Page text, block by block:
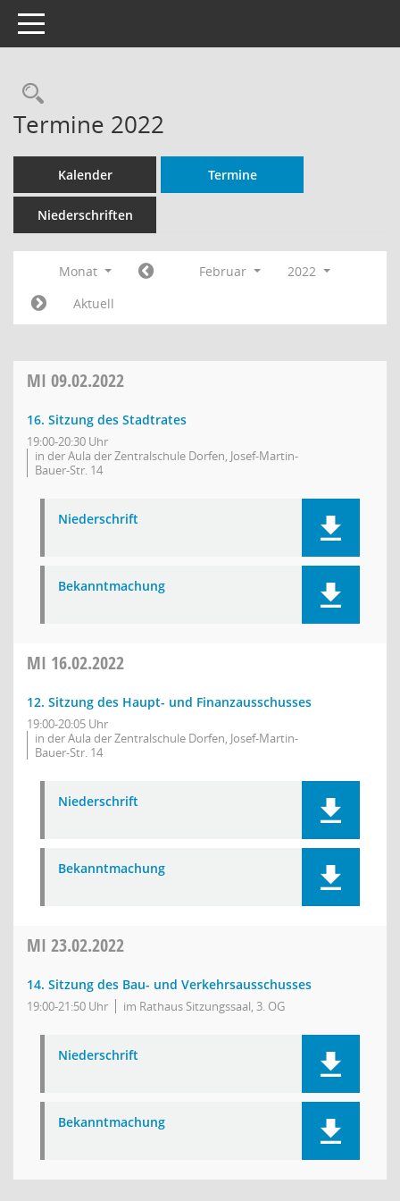
Toggle navigation
Rechercheauswahl
Termine 2022
Kalender Termine
Niederschriften
Monat Februar
2022
Aktuell
MI 09.02.2022
16. Sitzung des Stadtrates
19:00-20:30 Uhr
in der Aula der Zentralschule Dorfen, Josef-Martin-
Bauer-Str. 14
Niederschrift
Bekanntmachung
MI 16.02.2022
12. Sitzung des Haupt- und Finanzausschusses
19:00-20:05 Uhr
in der Aula der Zentralschule Dorfen, Josef-Martin-
Bauer-Str. 14
Niederschrift
Bekanntmachung
MI 23.02.2022
14. Sitzung des Bau- und Verkehrsausschusses
19:00-21:50 Uhr im Rathaus Sitzungssaal, 3. OG
Niederschrift
Bekanntmachung